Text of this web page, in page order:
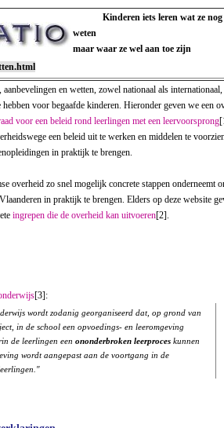
Kinderen iets leren wat ze
weten
maar waar ze wel aan toe zijn
en wetten, zowel nationaal als
hebben voor begaafde kinderen. Hieronder geven we een
voor een beleid rond leerlingen met een leervoorsprong
een beleid uit te werken en middelen te
in praktijk te brengen.
overheid zo snel mogelijk concrete stappen onderneemt
in praktijk te brengen. Elders op deze website
ingrepen die de overheid kan uitvoeren[2].
[3]:
wordt zodanig georganiseerd dat, op grond van
in de school een opvoedings- en leeromgeving
de leerlingen een ononderbroken leerproceskunnen
wordt aangepast aan de voortgang in de